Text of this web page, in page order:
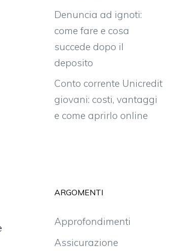
Denuncia ad ignoti:
come fare e cosa
succede dopo il
deposito
Conto corrente Unicredit
giovani: costi, vantaggi
e come aprirlo online
ARGOMENTI
Approfondimenti
Assicurazione